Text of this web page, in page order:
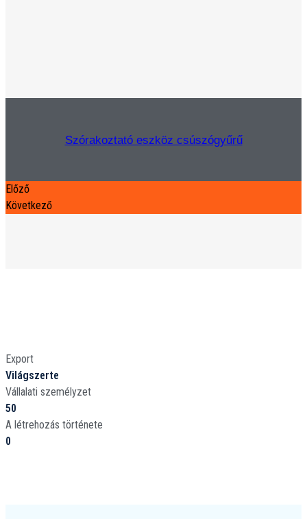
Szórakoztató eszköz csúszógyűrű
Előző
Következő
Export
Világszerte
Vállalati személyzet
50
A létrehozás története
0